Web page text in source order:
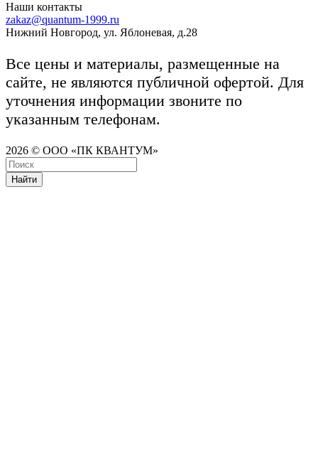
Наши контакты
zakaz@quantum-1999.ru
Нижний Новгород, ул. Яблоневая, д.28
Все цены и материалы, размещенные на
сайте, не являются публичной офертой. Для
уточнения информации звоните по
указанным телефонам.
2026 © ООО «ПК КВАНТУМ»
Найти